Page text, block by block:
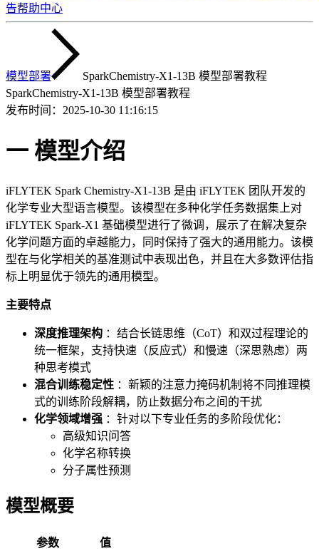
告帮助中心
模型部署
SparkChemistry-X1-13B 模型部署教程
SparkChemistry-X1-13B 模型部署教程
发布时间： 2025-10-30 11:16:15
一 模型介绍
iFLYTEK Spark Chemistry-X1-13B 是由 iFLYTEK 团队开发的
化学专业大型语言模型。该模型在多种化学任务数据集上对
iFLYTEK Spark-X1 基础模型进行了微调，展示了在解决复杂
化学问题方面的卓越能力，同时保持了强大的通用能力。该模
型在与化学相关的基准测试中表现出色，并且在大多数评估指
标上明显优于领先的通用模型。
主要特点
深度推理架构 ：结合长链思维（CoT）和双过程理论的
统一框架，支持快速（反应式）和慢速（深思熟虑）两
种思考模式
混合训练稳定性 ：新颖的注意力掩码机制将不同推理模
式的训练阶段解耦，防止数据分布之间的干扰
化学领域增强 ：针对以下专业任务的多阶段优化：
高级知识问答
化学名称转换
分子属性预测
模型概要
参数
值